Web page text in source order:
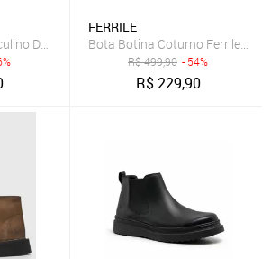
De Couro Tratorado Adventure Trilha
FERRILE
Bota Botina Coturno Ferrile em
R$499,90 - 54%
R$229,90